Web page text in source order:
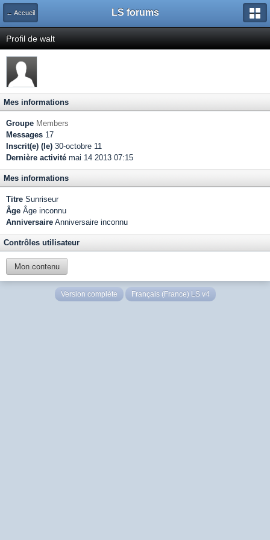
← Accueil LS forums
Profil de walt
Mes informations
Groupe Members
Messages 17
Inscrit(e) (le) 30-octobre 11
Dernière activité mai 14 2013 07:15
Mes informations
Titre Sunriseur
Âge Âge inconnu
Anniversaire Anniversaire inconnu
Contrôles utilisateur
Mon contenu
Version complète Français (France) LS v4